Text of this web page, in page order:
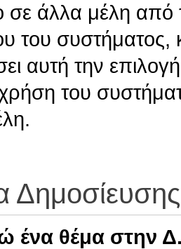
σε άλλα μέλη
του συστήματος,
αυτή την
του
Δημοσίευσης
ένα θέμα στην